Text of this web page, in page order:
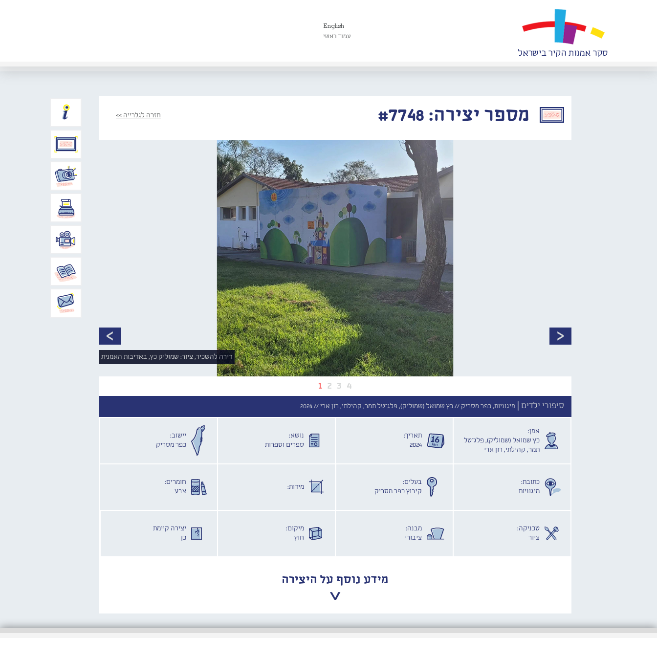
English
עמוד ראשי
מספר יצירה: #7748 חזרה לגלרייה >>
1 2 3 4
דירה להשכיר, ציור: שמוליק כץ, באדיבות האמנית
סיפורי ילדים | מיגוניות, כפר מסריק //כץ שמואל (שמוליק), פלג־טל תמר, קהילתי, רון ארי //2024
אמן:
כץ שמואל (שמוליק), פלג־טל
תמר, קהילתי, רון ארי
תאריך:
2024
נושא:
ספרים וספרות
יישוב:
כפר מסריק
כתובת:
מיגוניות
בעלים:
קיבוץ כפר מסריק
מידות:
חומרים:
צבע
טכניקה:
ציור
מבנה:
ציבורי
מיקום:
חוץ
יצירה קיימת
כן
מידע נוסף על היצירה